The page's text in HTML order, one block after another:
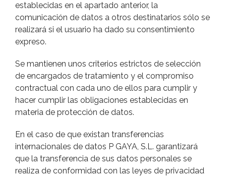
establecidas en el apartado anterior, la
comunicación de datos a otros destinatarios sólo se
realizará si el usuario ha dado su consentimiento
expreso.
Se mantienen unos criterios estrictos de selección
de encargados de tratamiento y el compromiso
contractual con cada uno de ellos para cumplir y
hacer cumplir las obligaciones establecidas en
materia de protección de datos.
En el caso de que existan transferencias
internacionales de datos P GAYA, S.L. garantizará
que la transferencia de sus datos personales se
realiza de conformidad con las leyes de privacidad